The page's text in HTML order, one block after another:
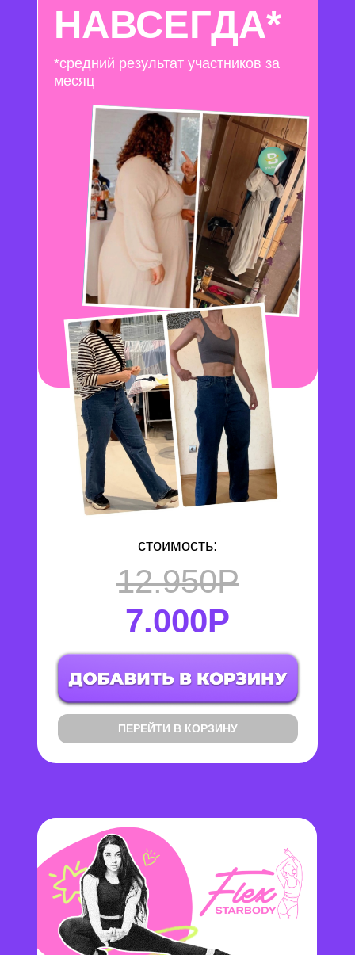
НАВСЕГДА*
*средний результат участников за
месяц
12.950Р
7.000Р
стоимость:
ПЕРЕЙТИ В КОРЗИНУ